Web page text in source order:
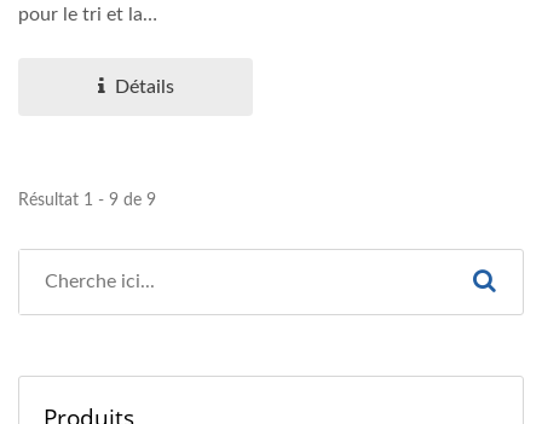
pour le tri et la
plaquettes...Détails
Résultat 1 - 9 de 9
Produits